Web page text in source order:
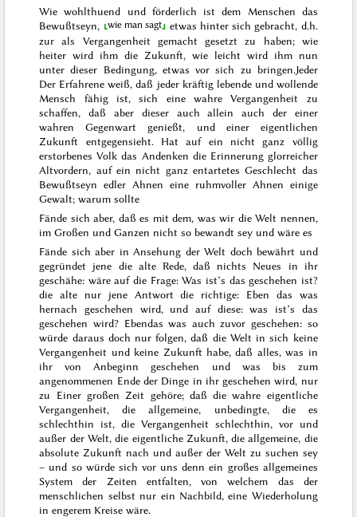
Wie wohlthuend und förderlich ist dem Menschen das
Bewußtseyn,
wie man sagt
etwas hinter sich gebracht, d.h.
zur als Vergangenheit gemacht gesetzt zu haben; wie
heiter wird ihm die Zukunft, wie leicht wird ihm nun
unter dieser Bedingung, etwas vor sich zu bringen.Jeder
Der Erfahrene weiß, daß jeder kräftig lebende und wollende
Mensch fähig ist, sich eine wahre Vergangenheit zu
schaffen, daß aber dieser auch allein auch der einer
wahren Gegenwart genießt, und einer eigentlichen
Zukunft entgegensieht.
Hat auf ein nicht ganz völlig
erstorbenes Volk das Andenken die Erinnerung glorreicher
Altvordern, auf ein nicht ganz entartetes Geschlecht das
Bewußtseyn edler Ahnen eine ruhmvoller Ahnen einige
Gewalt; warum sollte
Fände sich aber, daß es mit dem, was wir die Welt nennen,
im Großen und Ganzen nicht so bewandt sey und wäre es
Fände sich aber in Ansehung der Welt doch bewährt und
gegründet jene die alte Rede, daß nichts Neues in ihr
geschähe: wäre auf die Frage: Was ist’s das geschehen ist?
die alte nur jene Antwort die richtige: Eben das was
hernach geschehen wird, und auf diese: was ist’s das
geschehen wird? Ebendas was auch zuvor geschehen: so
würde daraus doch nur folgen, daß die Welt in sich keine
Vergangenheit und keine Zukunft habe, daß alles, was in
ihr von Anbeginn geschehen und was bis zum
angenommenen Ende der Dinge in ihr geschehen wird, nur
zu Einer großen Zeit gehöre; daß die wahre eigentliche
Vergangenheit, die allgemeine, unbedingte, die es
schlechthin ist, die Vergangenheit schlechthin, vor und
außer der Welt, die eigentliche Zukunft, die allgemeine, die
absolute Zukunft nach und außer der Welt zu suchen sey
– und so würde sich vor uns denn ein großes allgemeines
System der Zeiten entfalten, von welchem das der
menschlichen selbst nur ein Nachbild, eine Wiederholung
in engerem Kreise wäre.